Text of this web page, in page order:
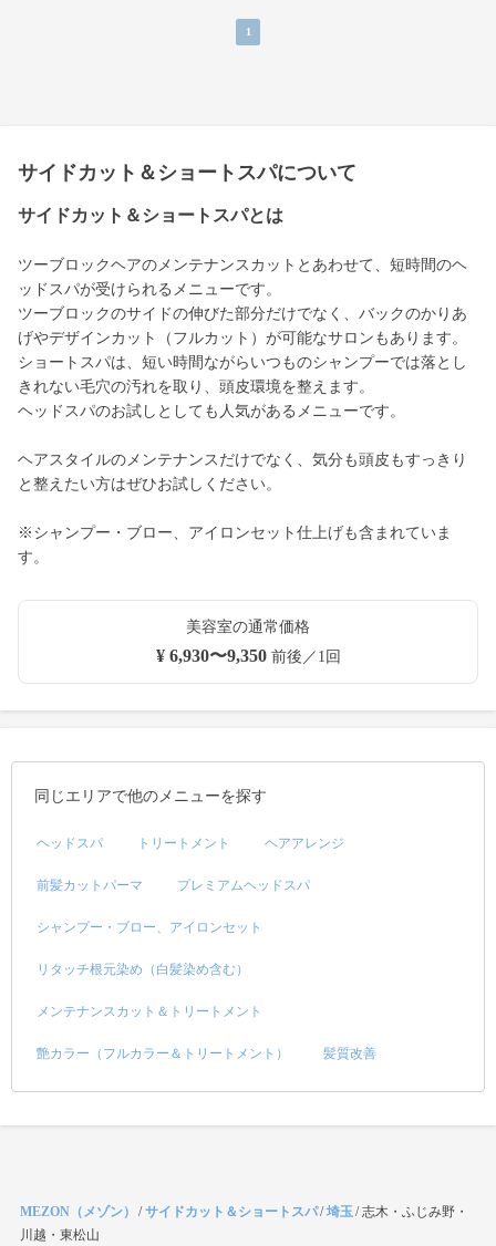
1
サイドカット＆ショートスパについて
サイドカット＆ショートスパとは
ツーブロックヘアのメンテナンスカットとあわせて、短時間のヘ
ッドスパが受けられるメニューです。
ツーブロックのサイドの伸びた部分だけでなく、バックのかりあ
げやデザインカット（フルカット）が可能なサロンもあります。
ショートスパは、短い時間ながらいつものシャンプーでは落とし
きれない毛穴の汚れを取り、頭皮環境を整えます。
ヘッドスパのお試しとしても人気があるメニューです。
ヘアスタイルのメンテナンスだけでなく、気分も頭皮もすっきり
と整えたい方はぜひお試しください。
※シャンプー・ブロー、アイロンセット仕上げも含まれていま
す。
美容室の通常価格
¥ 6,930〜9,350前後／1回
同じエリアで他のメニューを探す
ヘッドスパ トリートメント ヘアアレンジ
前髪カットパーマ プレミアムヘッドスパ
シャンプー・ブロー、アイロンセット
リタッチ根元染め（白髪染め含む）
メンテナンスカット＆トリートメント
艶カラー（フルカラー＆トリートメント） 髪質改善
MEZON（メゾン） /サイドカット＆ショートスパ/埼玉 /志木・ふじみ野・
川越・東松山